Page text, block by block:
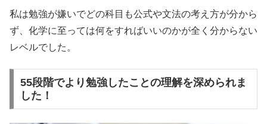
私は勉強が嫌いでどの科目も公式や文法の考え方が分から
ず、化学に至っては何をすればいいのかが全く分からない
レベルでした。
55段階でより勉強したことの理解を深められま
した！